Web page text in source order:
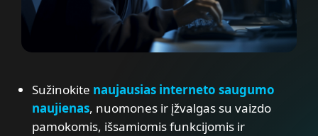
Sužinokite naujausias interneto saugumo
naujienas, nuomones ir įžvalgas su vaizdo
pamokomis, išsamiomis funkcijomis ir